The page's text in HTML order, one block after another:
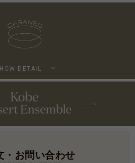
DETAIL
・お問い合わせ